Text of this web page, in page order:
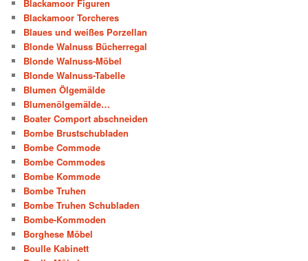
Blackamoor Figuren
Blackamoor Torcheres
Blaues und weißes Porzellan
Blonde Walnuss Bücherregal
Blonde Walnuss-Möbel
Blonde Walnuss-Tabelle
Blumen Ölgemälde
Blumenölgemälde…
Boater Comport abschneiden
Bombe Brustschubladen
Bombe Commode
Bombe Commodes
Bombe Kommode
Bombe Truhen
Bombe Truhen Schubladen
Bombe-Kommoden
Borghese Möbel
Boulle Kabinett